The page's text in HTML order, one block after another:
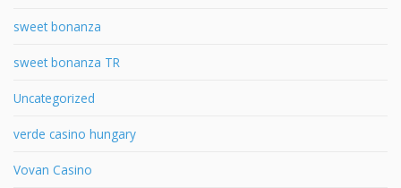
sweet bonanza
sweet bonanza TR
Uncategorized
verde casino hungary
Vovan Casino